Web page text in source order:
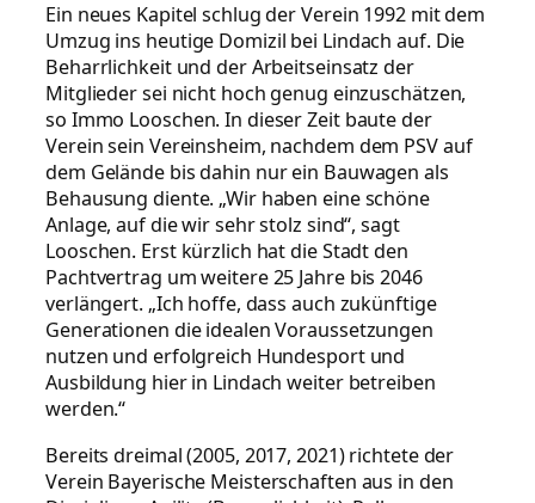
Ein neues Kapitel schlug der Verein 1992 mit dem
Umzug ins heutige Domizil bei Lindach auf. Die
Beharrlichkeit und der Arbeitseinsatz der
Mitglieder sei nicht hoch genug einzuschätzen,
so Immo Looschen. In dieser Zeit baute der
Verein sein Vereinsheim, nachdem dem PSV auf
dem Gelände bis dahin nur ein Bauwagen als
Behausung diente. „Wir haben eine schöne
Anlage, auf die wir sehr stolz sind“, sagt
Looschen. Erst kürzlich hat die Stadt den
Pachtvertrag um weitere 25 Jahre bis 2046
verlängert. „Ich hoffe, dass auch zukünftige
Generationen die idealen Voraussetzungen
nutzen und erfolgreich Hundesport und
Ausbildung hier in Lindach weiter betreiben
werden.“
Bereits dreimal (2005, 2017, 2021) richtete der
Verein Bayerische Meisterschaften aus in den